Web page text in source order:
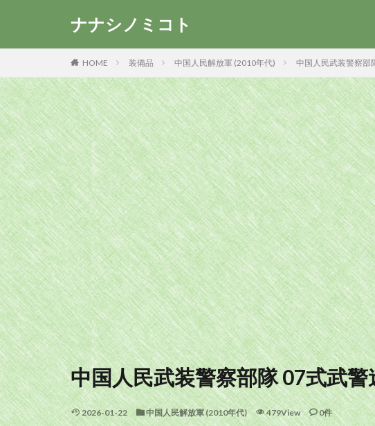
ナナシノミコト
HOME 装備品 中国人民解放軍 (2010年代) 中国人民武装警察部
中国人民武装警察部隊 07式武警
2026-01-22 中国人民解放軍 (2010年代) 479View 0件